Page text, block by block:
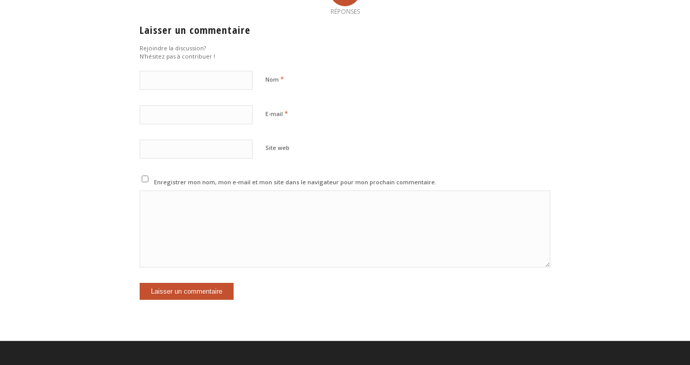
RÉPONSES
Laisser un commentaire
Rejoindre la discussion?
N’hésitez pas à contribuer !
Nom *
E-mail *
Site web
Enregistrer mon nom, mon e-mail et mon site dans le navigateur pour mon prochain commentaire.